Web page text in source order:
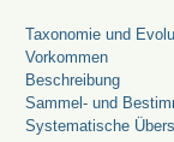
Taxonomie und
Vorkommen
Beschreibung
Sammel- und
Systematische